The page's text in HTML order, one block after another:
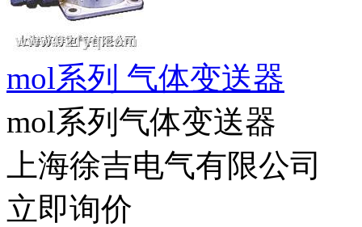
mol系列 气体变送器
mol系列气体变送器
上海徐吉电气有限公司
立即询价